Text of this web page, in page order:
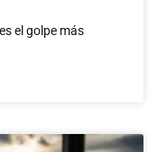
el golpe más